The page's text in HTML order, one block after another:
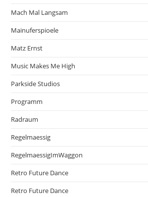
Mach Mal Langsam
Mainuferspioele
Matz Ernst
Music Makes Me High
Parkside Studios
Programm
Radraum
Regelmaessig
RegelmaessigImWaggon
Retro Future Dance
Retro Future Dance